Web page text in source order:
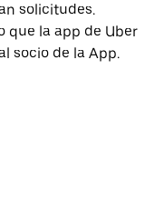
solicitudes.
que la app de Uber
socio de la App.